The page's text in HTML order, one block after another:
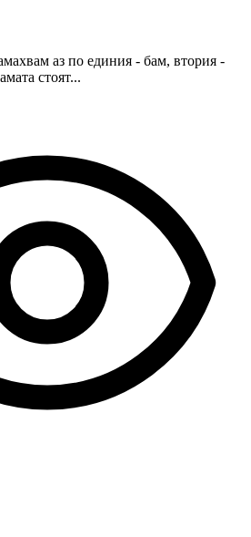
аз по единия - бам, втория -
стоят...